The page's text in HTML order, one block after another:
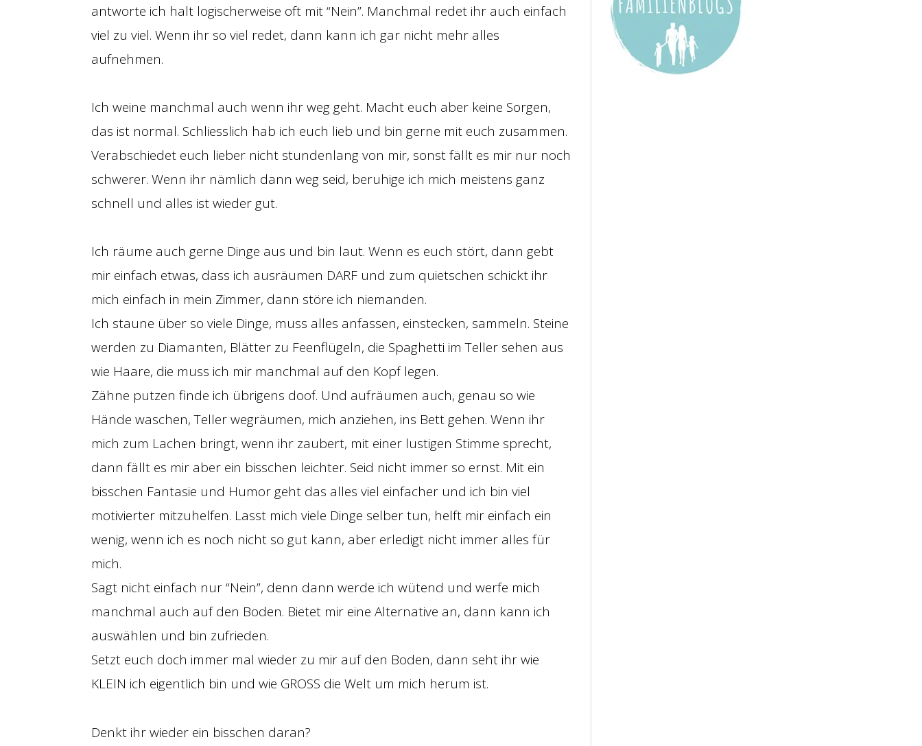
antworte ich halt logischerweise oft mit “Nein”. Manchmal redet ihr auch einfach
viel zu viel. Wenn ihr so viel redet, dann kann ich gar nicht mehr alles
aufnehmen.
Ich weine manchmal auch wenn ihr weg geht. Macht euch aber keine Sorgen,
das ist normal. Schliesslich hab ich euch lieb und bin gerne mit euch zusammen.
Verabschiedet euch lieber nicht stundenlang von mir, sonst fällt es mir nur noch
schwerer. Wenn ihr nämlich dann weg seid, beruhige ich mich meistens ganz
schnell und alles ist wieder gut.
Ich räume auch gerne Dinge aus und bin laut. Wenn es euch stört, dann gebt
mir einfach etwas, dass ich ausräumen DARF und zum quietschen schickt ihr
mich einfach in mein Zimmer, dann störe ich niemanden.
Ich staune über so viele Dinge, muss alles anfassen, einstecken, sammeln. Steine
werden zu Diamanten, Blätter zu Feenflügeln, die Spaghetti im Teller sehen aus
wie Haare, die muss ich mir manchmal auf den Kopf legen.
Zähne putzen finde ich übrigens doof. Und aufräumen auch, genau so wie
Hände waschen, Teller wegräumen, mich anziehen, ins Bett gehen. Wenn ihr
mich zum Lachen bringt, wenn ihr zaubert, mit einer lustigen Stimme sprecht,
dann fällt es mir aber ein bisschen leichter. Seid nicht immer so ernst. Mit ein
bisschen Fantasie und Humor geht das alles viel einfacher und ich bin viel
motivierter mitzuhelfen. Lasst mich viele Dinge selber tun, helft mir einfach ein
wenig, wenn ich es noch nicht so gut kann, aber erledigt nicht immer alles für
mich.
Sagt nicht einfach nur “Nein”, denn dann werde ich wütend und werfe mich
manchmal auch auf den Boden. Bietet mir eine Alternative an, dann kann ich
auswählen und bin zufrieden.
Setzt euch doch immer mal wieder zu mir auf den Boden, dann seht ihr wie
KLEIN ich eigentlich bin und wie GROSS die Welt um mich herum ist.
Denkt ihr wieder ein bisschen daran?